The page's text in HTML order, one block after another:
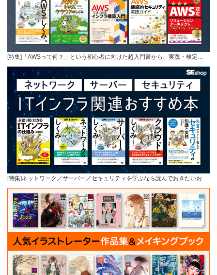
[特集]「AWSって何？」という初心者に向けた超入門書から、実践・検定…
[特集]ネットワーク／サーバー／セキュリティを学ぶなら読んでおきたいお…